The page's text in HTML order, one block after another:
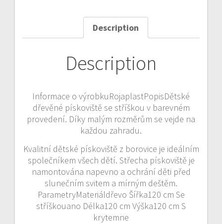
Description
Description
Informace o výrobkuRojaplastPopisDětské
dřevěné pískoviště se stříškou v barevném
provedení. Díky malým rozměrům se vejde na
každou zahradu.
Kvalitní dětské pískoviště z borovice je ideálním
společníkem všech dětí. Střecha pískoviště je
namontována napevno a ochrání děti před
slunečním svitem a mírným deštěm.
ParametryMateriáldřevo Šířka120 cm Se
stříškouano Délka120 cm Výška120 cm S
krytemne